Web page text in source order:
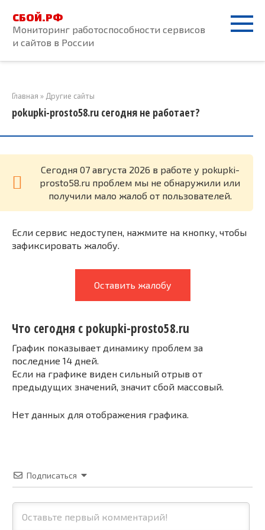
контенту
СБОЙ.РФ
Мониторинг работоспособности сервисов
и сайтов в России
Главная » Другие сайты
pokupki-prosto58.ru сегодня не работает?
Cегодня 07 августа 2026 в работе у pokupki-
prosto58.ru проблем мы не обнаружили или
получили мало жалоб от пользователей.
Если сервис недоступен, нажмите на кнопку, чтобы
зафиксировать жалобу.
Оставить жалобу
Что сегодня с pokupki-prosto58.ru
График показывает динамику проблем за
последние 14 дней.
Если на графике виден сильный отрыв от
предыдущих значений, значит сбой массовый.
Нет данных для отображения графика.
Подписаться